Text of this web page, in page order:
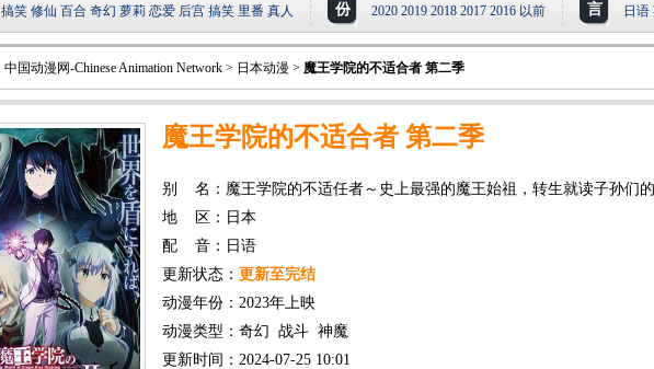
搞笑 修仙 百合 奇幻 萝莉 恋爱 后宫 搞笑 里番 真人
份
2020 2019 2018 2017 2016 以前
言
日语
中国动漫网-Chinese Animation Network > 日本动漫 > 魔王学院的不适合者 第二季
魔王学院的不适合者 第二季
别 名：魔王学院的不适任者～史上最强的魔王始祖，转生就读子孙们
, 魔王学院的不适合者 第二季 part1 ,
地 区：日本
配 音：日语
更新状态： 更新至完结
动漫年份： 2023年上映
动漫类型： 奇幻 战斗 神魔
更新时间：2024-07-25 10:01